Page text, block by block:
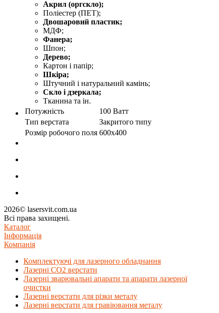
Акрил (оргскло);
Поліестер (ПЕТ);
Двошаровий пластик;
МДФ;
Фанера;
Шпон;
Дерево;
Картон і папір;
Шкіра;
Штучний і натуральний камінь;
Скло і дзеркала;
Тканина та ін.
Потужність
100 Ватт
Тип верстата
Закритого типу
Розмір робочого поля 600х400
2026© lasersvit.com.ua
Всі права захищені.
Каталог
Інформація
Компанія
Комплектуючі для лазерного обладнання
Лазерні СО2 верстати
Лазерні зварювальні апарати та апарати лазерної
очистки
Лазерні верстати для різки металу
Лазерні верстати для гравіювання металу